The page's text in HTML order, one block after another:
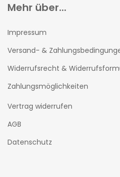
Mehr über...
Impressum
Versand- &
Widerrufsrecht &
Zahlungsmöglichkeiten
Vertrag widerrufen
AGB
Datenschutz